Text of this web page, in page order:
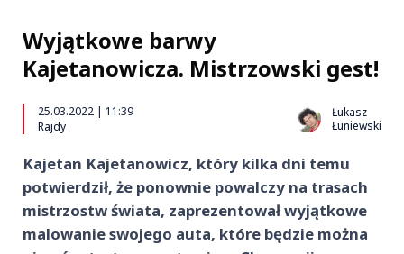
Wyjątkowe barwy
Kajetanowicza. Mistrzowski gest!
25.03.2022 | 11:39
Rajdy
Łukasz
Łuniewski
Kajetan Kajetanowicz, który kilka dni temu
potwierdził, że ponownie powalczy na trasach
mistrzostw świata, zaprezentował wyjątkowe
malowanie swojego auta, które będzie można